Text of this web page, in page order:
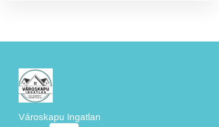
Városkapu Ingatlan